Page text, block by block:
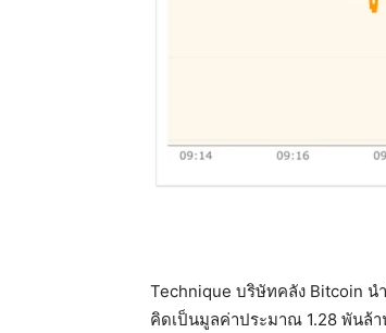
Technique บริษัทคลัง Bitcoin น
คิดเป็นมูลค่าประมาณ 1.28 พันล้